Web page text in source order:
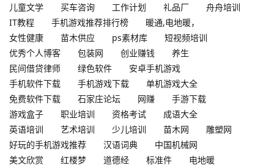
儿童文学
买车咨询 工作计划 礼品厂
舟舟培训
IT教程
手机游戏推荐排行榜
暖通,电地暖，
女性健康
苗木供应 ps素材库
短视频培训
优秀个人博客
包装网 创业赚钱
养生
民间借贷律师
绿色软件
安卓手机游戏
手机软件下载
手机游戏下载
单机游戏大全
免费软件下载
石家庄论坛 网赚
手游下载
游戏盒子
职业培训 资格考试
成语大全
英语培训
艺术培训 少儿培训 苗木网
雕塑网
好玩的手机游戏推荐
汉语词典
中国机械网
美文欣赏
红楼梦 道德经 标准件
电地暖